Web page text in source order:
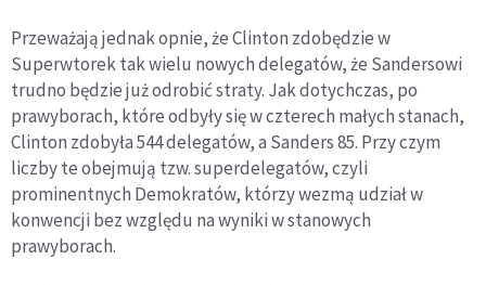
Przeważają jednak opnie, że Clinton zdobędzie w
Superwtorek tak wielu nowych delegatów, że Sandersowi
trudno będzie już odrobić straty. Jak dotychczas, po
prawyborach, które odbyły się w czterech małych stanach,
Clinton zdobyła 544 delegatów, a Sanders 85. Przy czym
liczby te obejmują tzw. superdelegatów, czyli
prominentnych Demokratów, którzy wezmą udział w
konwencji bez względu na wyniki w stanowych
prawyborach.